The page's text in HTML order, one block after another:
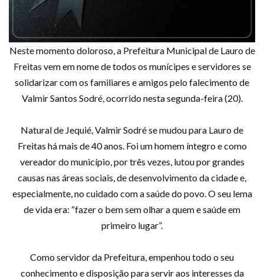
Neste momento doloroso, a Prefeitura Municipal de Lauro de
Freitas vem em nome de todos os munícipes e servidores se
solidarizar com os familiares e amigos pelo falecimento de
Valmir Santos Sodré, ocorrido nesta segunda-feira (20).
Natural de Jequié, Valmir Sodré se mudou para Lauro de
Freitas há mais de 40 anos. Foi um homem íntegro e como
vereador do município, por três vezes, lutou por grandes
causas nas áreas sociais, de desenvolvimento da cidade e,
especialmente, no cuidado com a saúde do povo. O seu lema
de vida era: “fazer o bem sem olhar a quem e saúde em
primeiro lugar”.
Como servidor da Prefeitura, empenhou todo o seu
conhecimento e disposição para servir aos interesses da